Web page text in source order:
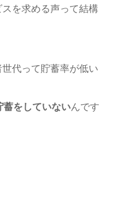
を求める声って結構
代って貯蓄率が低い
蓄をしていないんです